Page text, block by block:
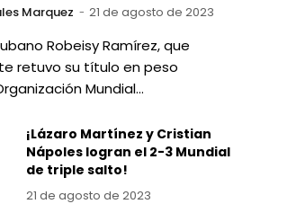
Marquez 21 de agosto de 2023
Robeisy Ramírez, que
retuvo su título en peso
Mundial…
¡Lázaro Martínez y Cristian
Nápoles logran el 2-3 Mundial
de triple salto!
21 de agosto de 2023